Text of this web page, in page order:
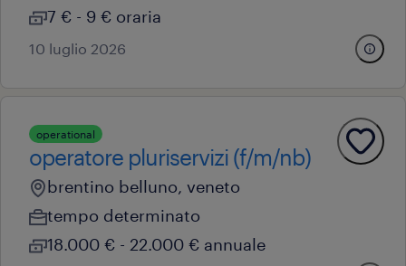
7 € - 9 € oraria
10 luglio 2026
operational
operatore pluriservizi (f/m/nb)
brentino belluno, veneto
tempo determinato
18.000 € - 22.000 € annuale